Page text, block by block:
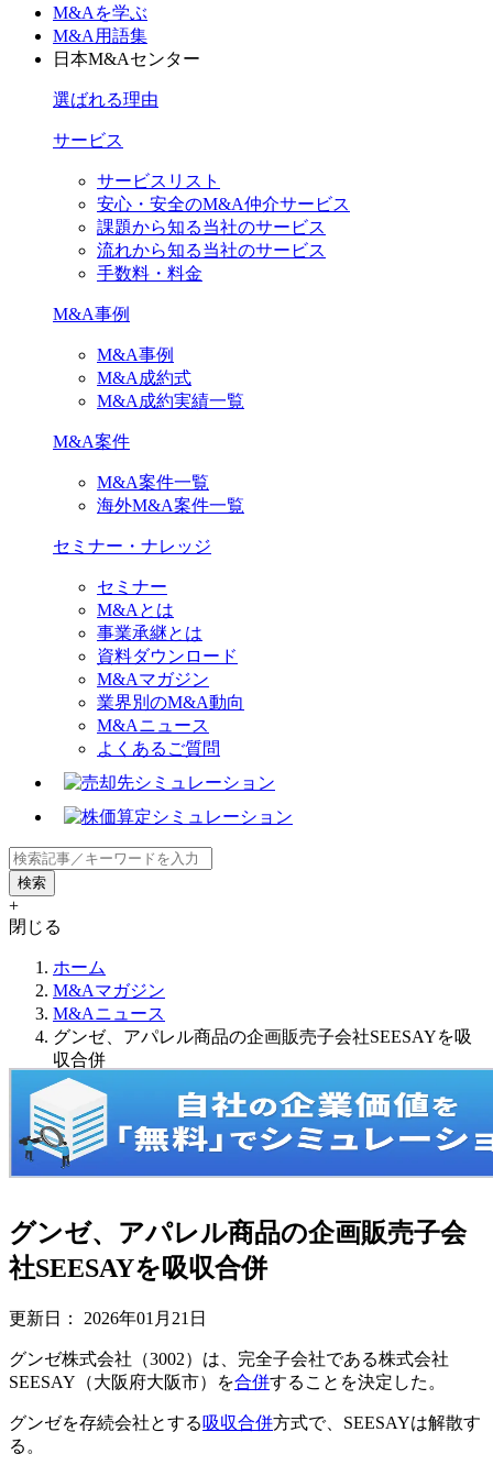
M&Aを学ぶ
M&A用語集
日本M&Aセンター
選ばれる理由
サービス
サービスリスト
安心・安全のM&A仲介サービス
課題から知る当社のサービス
流れから知る当社のサービス
手数料・料金
M&A事例
M&A事例
M&A成約式
M&A成約実績一覧
M&A案件
M&A案件一覧
海外M&A案件一覧
セミナー・ナレッジ
セミナー
M&Aとは
事業承継とは
資料ダウンロード
M&Aマガジン
業界別のM&A動向
M&Aニュース
よくあるご質問
+
閉じる
ホーム
M&Aマガジン
M&Aニュース
グンゼ、アパレル商品の企画販売子会社SEESAYを吸
収合併
グンゼ、アパレル商品の企画販売子会
社SEESAYを吸収合併
更新日： 2026年01月21日
グンゼ株式会社（3002）は、完全子会社である株式会社
SEESAY（大阪府大阪市）を合併することを決定した。
グンゼを存続会社とする吸収合併方式で、SEESAYは解散す
る。